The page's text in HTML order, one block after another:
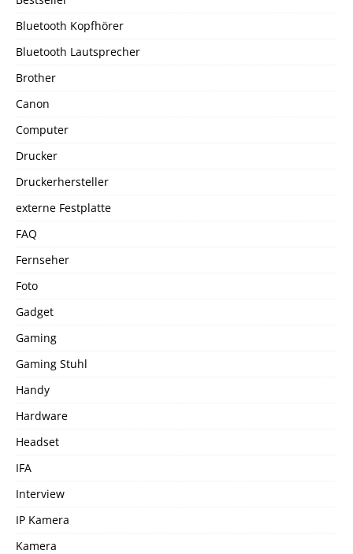
Bluetooth Kopfhörer
Bluetooth Lautsprecher
Brother
Canon
Computer
Drucker
Druckerhersteller
externe Festplatte
FAQ
Fernseher
Foto
Gadget
Gaming
Gaming Stuhl
Handy
Hardware
Headset
IFA
Interview
IP Kamera
Kamera